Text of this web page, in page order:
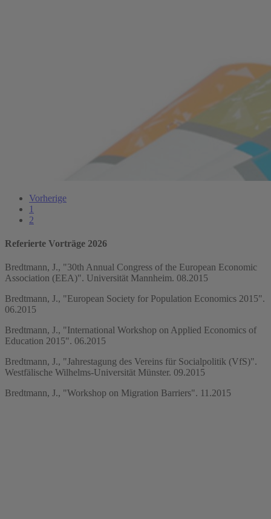
Vorherige
1
2
Referierte Vorträge 2026
Bredtmann, J., "30th Annual Congress of the European Economic
Association (EEA)". Universität Mannheim. 08.2015
Bredtmann, J., "European Society for Population Economics 2015".
06.2015
Bredtmann, J., "International Workshop on Applied Economics of
Education 2015". 06.2015
Bredtmann, J., "Jahrestagung des Vereins für Socialpolitik (VfS)".
Westfälische Wilhelms-Universität Münster. 09.2015
Bredtmann, J., "Workshop on Migration Barriers". 11.2015